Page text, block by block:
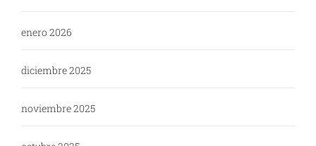
enero 2026
diciembre 2025
noviembre 2025